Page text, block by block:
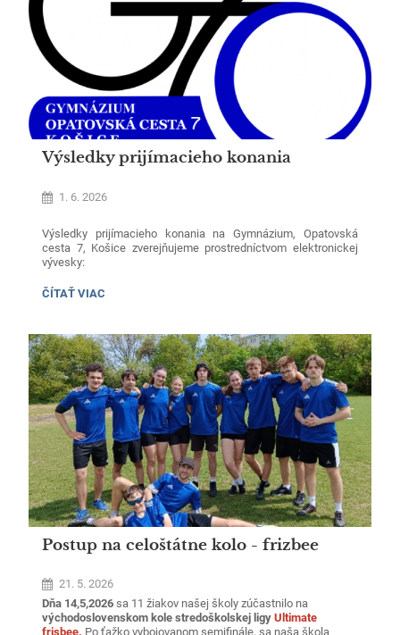
Výsledky prijímacieho konania
1. 6. 2026
Výsledky prijímacieho konania na Gymnázium, Opatovská
cesta 7, Košice zverejňujeme prostredníctvom elektronickej
vývesky:
odbor 7902J00-gymnázium-4ročné:
odbor 7902J00-gymnázium-8ročné:
VÝSLEDKY
ČÍTAŤ VIAC
Postup na celoštátne kolo - frizbee
21. 5. 2026
Dňa 14,5,2026 sa 11 žiakov našej školy zúčastnilo na
východoslovenskom kole stredoškolskej ligy Ultimate
frisbee. Po ťažko vybojovanom semifinále, sa naša škola